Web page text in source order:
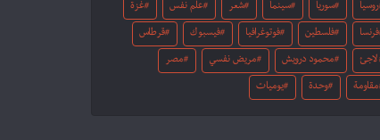
روسيا سوريا سينما شعر علم نفس غزة
فرنسا فلسطين فوتوغرافيا فيسبوك قرطاس
لاجئ محمود درويش مريض نفسي مصر
مقاومة وحدة يوميات